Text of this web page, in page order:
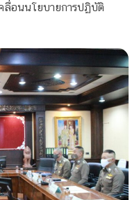
ลื่อนนโยบายการปฏิบัติ